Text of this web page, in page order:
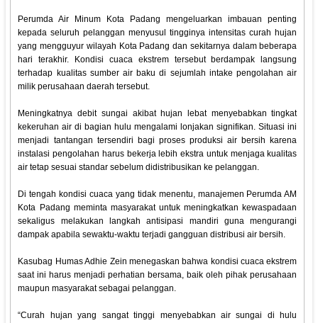
Perumda Air Minum Kota Padang mengeluarkan imbauan penting
kepada seluruh pelanggan menyusul tingginya intensitas curah hujan
yang mengguyur wilayah Kota Padang dan sekitarnya dalam beberapa
hari terakhir. Kondisi cuaca ekstrem tersebut berdampak langsung
terhadap kualitas sumber air baku di sejumlah intake pengolahan air
milik perusahaan daerah tersebut.
Meningkatnya debit sungai akibat hujan lebat menyebabkan tingkat
kekeruhan air di bagian hulu mengalami lonjakan signifikan. Situasi ini
menjadi tantangan tersendiri bagi proses produksi air bersih karena
instalasi pengolahan harus bekerja lebih ekstra untuk menjaga kualitas
air tetap sesuai standar sebelum didistribusikan ke pelanggan.
Di tengah kondisi cuaca yang tidak menentu, manajemen Perumda AM
Kota Padang meminta masyarakat untuk meningkatkan kewaspadaan
sekaligus melakukan langkah antisipasi mandiri guna mengurangi
dampak apabila sewaktu-waktu terjadi gangguan distribusi air bersih.
Kasubag Humas Adhie Zein menegaskan bahwa kondisi cuaca ekstrem
saat ini harus menjadi perhatian bersama, baik oleh pihak perusahaan
maupun masyarakat sebagai pelanggan.
“Curah hujan yang sangat tinggi menyebabkan air sungai di hulu